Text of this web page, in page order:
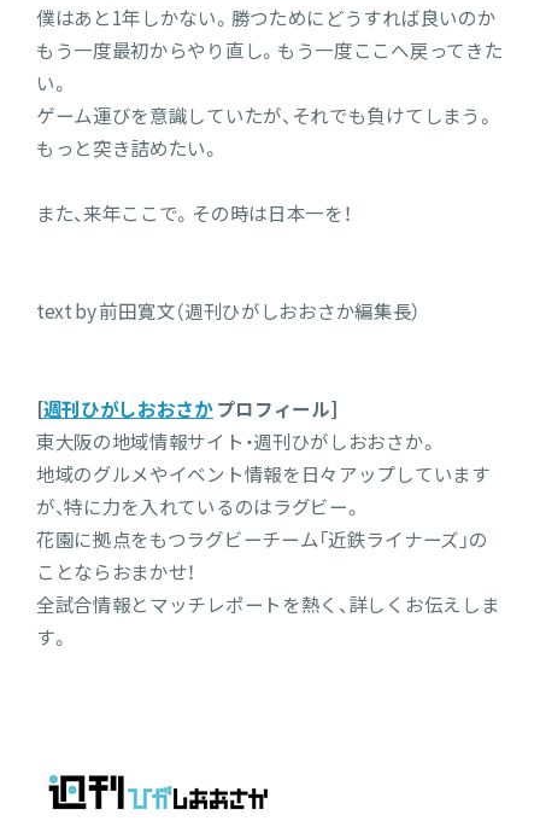
僕はあと1年しかない。勝つためにどうすれば良いのか
もう一度最初からやり直し。もう一度ここへ戻ってきた
い。
ゲーム運びを意識していたが、それでも負けてしまう。
もっと突き詰めたい。
また、来年ここで。その時は日本一を！
text by 前田寛文（週刊ひがしおおさか編集長）
[週刊ひがしおおさかプロフィール]
東大阪の地域情報サイト・週刊ひがしおおさか。
地域のグルメやイベント情報を日々アップしています
が、特に力を入れているのはラグビー。
花園に拠点をもつラグビーチーム「近鉄ライナーズ」の
ことならおまかせ！
全試合情報とマッチレポートを熱く、詳しくお伝えしま
す。